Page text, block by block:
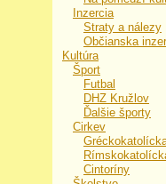
Inzercia
Straty a nálezy
Občianska
Kultúra
Šport
Futbal
DHZ Kružlov
Ďalšie športy
Cirkev
Cintoríny